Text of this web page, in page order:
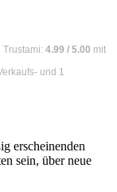
Trustami: 4.99 / 5.00 mit
und 1
erscheinenden
sein, über neue